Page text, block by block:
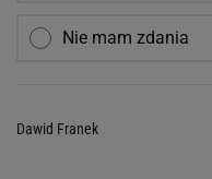
Nie mam zdania
Dawid Franek